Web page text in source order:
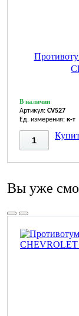
В наличии
Артикул: CV527
Ед. измерения: к-т
Вы уже